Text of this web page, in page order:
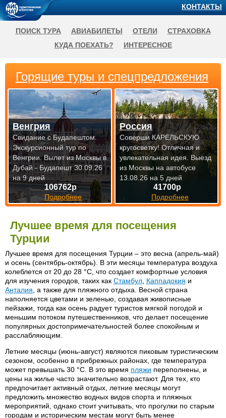
Лучшее время для посещения
Турции
Лучшее время для посещения Турции – это весна (апрель-май)
и осень (сентябрь-октябрь). В эти месяцы температура воздуха
колеблется от 20 до 28 °C, что создает комфортные условия
для изучения городов, таких как Стамбул Каппадокия и
Анталия , а также для пляжного отдыха. Весной страна
наполняется цветами и зеленью, создавая живописные
пейзажи, тогда как осень радует туристов мягкой погодой и
меньшим потоком путешественников, что делает посещение
популярных достопримечательностей более спокойным и
расслабляющим.
Летние месяцы (июнь-август) являются пиковым туристическим
сезоном, особенно в прибрежных районах, где температура
может превышать 30 °C. В это время пляжи переполнены, и
цены на жилье часто значительно возрастают. Для тех, кто
предпочитает активный отдых, летние месяцы могут
предложить множество водных видов спорта и пляжных
мероприятий, однако стоит учитывать, что прогулки по старым
городам и историческим местам могут быть менее
Горящие туры и спецпредложения
106762р
Подробнее
Венгрия
Свидание с Будапештом.
Экскурсионный тур по
Венгрии.Вылет из Москвы в
Дубай - Будапешт 30.09.26
на 9 дней
41700р
Подробнее
Россия
Соверши КАРЕЛЬСКУЮ
кругосветку! Отличная и
увлекательная идея. Выезд
из Москвы на автобусе
13.08.26 на 5 дней
КОНТАКТЫ
ПОИСК ТУРА АВИАБИЛЕТЫ ОТЕЛИ
СТРАХОВКА
КУДА ПОЕХАТЬ?
ИНТЕРЕСНОЕ